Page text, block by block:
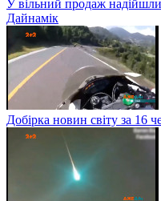
У вільний продаж
Дайнамік
Добірка новин світу за 16